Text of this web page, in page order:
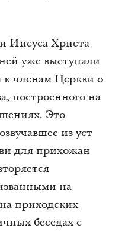
Иисуса Христа
уже выступали
членам Церкви о
построенного на
Это
из уст
для прихожан
на
приходских
беседах с